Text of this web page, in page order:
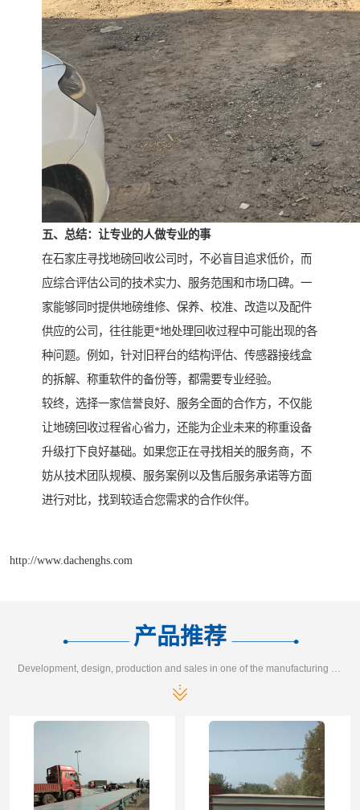
五、总结：让专业的人做专业的事
在石家庄寻找地磅回收公司时，不必盲目追求低价，而
应综合评估公司的技术实力、服务范围和市场口碑。一
家能够同时提供地磅维修、保养、校准、改造以及配件
供应的公司，往往能更*地处理回收过程中可能出现的各
种问题。例如，针对旧秤台的结构评估、传感器接线盒
的拆解、称重软件的备份等，都需要专业经验。
较终，选择一家信誉良好、服务全面的合作方，不仅能
让地磅回收过程省心省力，还能为企业未来的称重设备
升级打下良好基础。如果您正在寻找相关的服务商，不
妨从技术团队规模、服务案例以及售后服务承诺等方面
进行对比，找到较适合您需求的合作伙伴。
http://www.dachenghs.com
产品推荐